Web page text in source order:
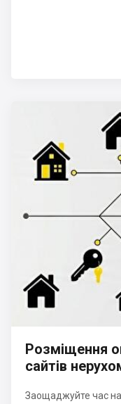
Розміщення
сайтів
Заощаджуйте час